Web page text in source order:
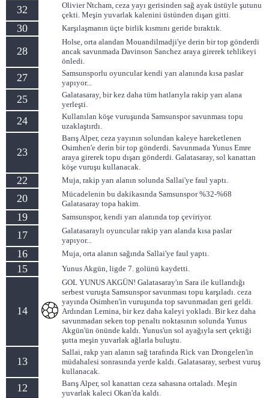
32
Olivier Ntcham, ceza yayı gerisinden sağ ayak üstüyle şutunu
çekti. Meşin yuvarlak kalenini üstünden dışarı gitti.
30 Karşılaşmanın üçte birlik kısmını geride bıraktık.
28
Holse, orta alandan Mouandilmadji'ye derin bir top gönderdi
ancak savunmada Davinson Sanchez araya girerek tehlikeyi
önledi.
27
Samsunsporlu oyuncular kendi yarı alanında kısa paslar
yapıyor...
25
Galatasaray, bir kez daha tüm hatlarıyla rakip yarı alana
yerleşti.
24
Kullanılan köşe vuruşunda Samsunspor savunması topu
uzaklaştırdı.
23
Barış Alper, ceza yayının solundan kaleye hareketlenen
Osimhen'e derin bir top gönderdi. Savunmada Yunus Emre
araya girerek topu dışarı gönderdi. Galatasaray, sol kanattan
köşe vuruşu kullanacak.
22 Muja, rakip yarı alanın solunda Sallai'ye faul yaptı.
20
Mücadelenin bu dakikasında Samsunspor %32-%68
Galatasaray topa hakim.
19 Samsunspor, kendi yarı alanında top çeviriyor.
17
Galatasaraylı oyuncular rakip yarı alanda kısa paslar
yapıyor...
16 Muja, orta alanın sağında Sallai'ye faul yaptı.
15 Yunus Akgün, ligde 7. golünü kaydetti.
14
GOL YUNUS AKGÜN! Galatasaray'ın Sara ile kullandığı
serbest vuruşta Samsunspor savunması topu karşıladı. ceza
yayında Osimhen'in vuruşunda top savunmadan geri geldi.
Ardından Lemina, bir kez daha kaleyi yokladı. Bir kez daha
savunmadan seken top penaltı noktasının solunda Yunus
Akgün'ün önünde kaldı. Yunus'un sol ayağıyla sert çektiği
şutta meşin yuvarlak ağlarla buluştu.
13
Sallai, rakp yarı alanın sağ tarafında Rick van Drongelen'in
müdahalesi sonrasında yerde kaldı. Galatasaray, serbest vuruş
kullanacak.
12
Barış Alper, sol kanattan ceza sahasına ortaladı. Meşin
yuvarlak kaleci Okan'da kaldı.